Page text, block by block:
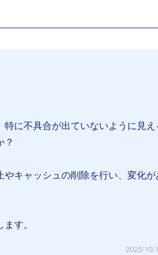
に不具合が出ていないように見
？
キャッシュの削除を行い、変化
す。
2025/10/